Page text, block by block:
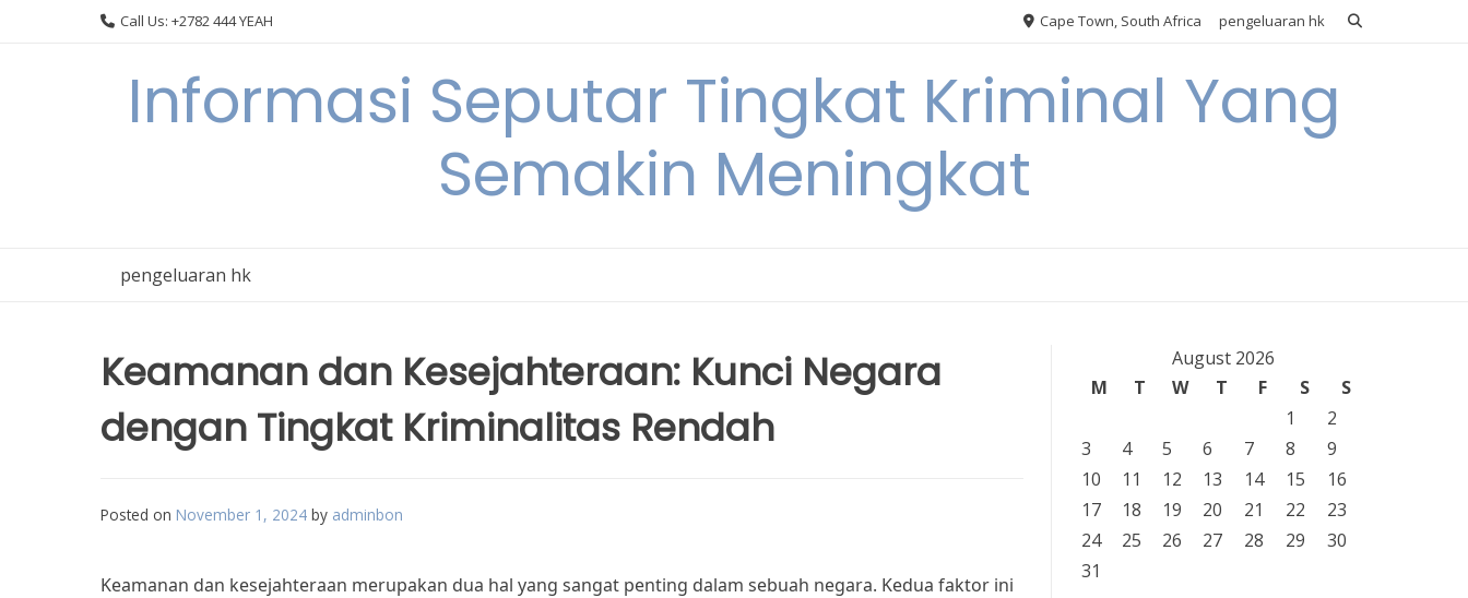
Call Us: +2782 444 YEAH Cape Town, South Africa pengeluaran hk
Informasi Seputar Tingkat Kriminal Yang
Semakin Meningkat
pengeluaran hk
Keamanan dan Kesejahteraan: Kunci Negara
dengan Tingkat Kriminalitas Rendah
Posted on November 1, 2024 by adminbon
Keamanan dan kesejahteraan merupakan dua hal yang sangat penting dalam sebuah negara. Kedua faktor ini
August 2026
M
T W T F S
S
1
2
3
4 5 6 7 8
9
10
11 12 13 14 15
16
17
18 19 20 21 22
23
24
25 26 27 28 29
30
31